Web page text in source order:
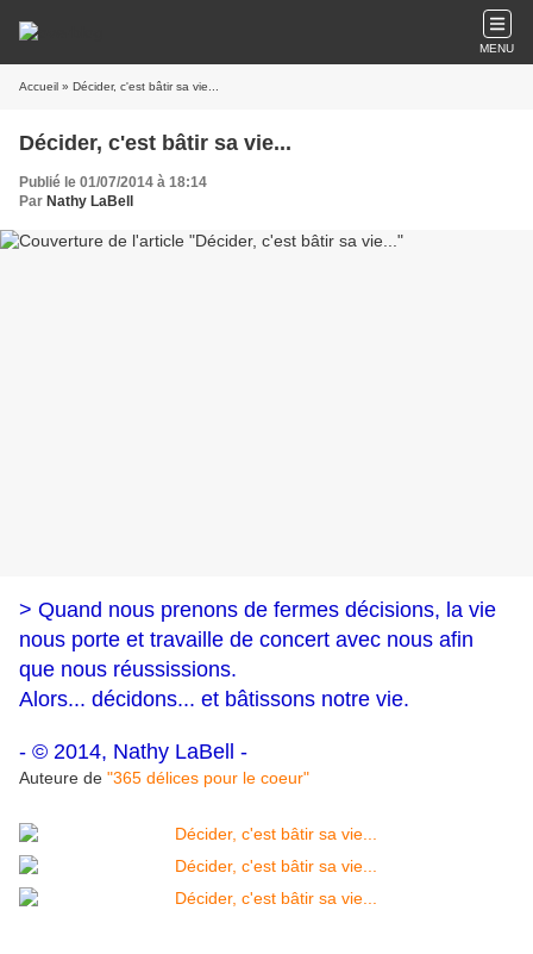
MENU
Accueil » Décider, c'est bâtir sa vie...
Décider, c'est bâtir sa vie...
Publié le 01/07/2014 à 18:14
Par Nathy LaBell
> Quand nous prenons de fermes décisions, la vie
nous porte et travaille de concert avec nous afin
que nous réussissions.
Alors... décidons... et bâtissons notre vie.
- © 2014, Nathy LaBell -
Auteure de "365 délices pour le coeur"